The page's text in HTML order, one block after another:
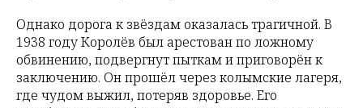
Однако дорога к звёздам оказалась трагичной. В
1938 году Королёв был арестован по ложному
обвинению, подвергнут пыткам и приговорён к
заключению. Он прошёл через колымские лагеря,
где чудом выжил, потеряв здоровье. Его